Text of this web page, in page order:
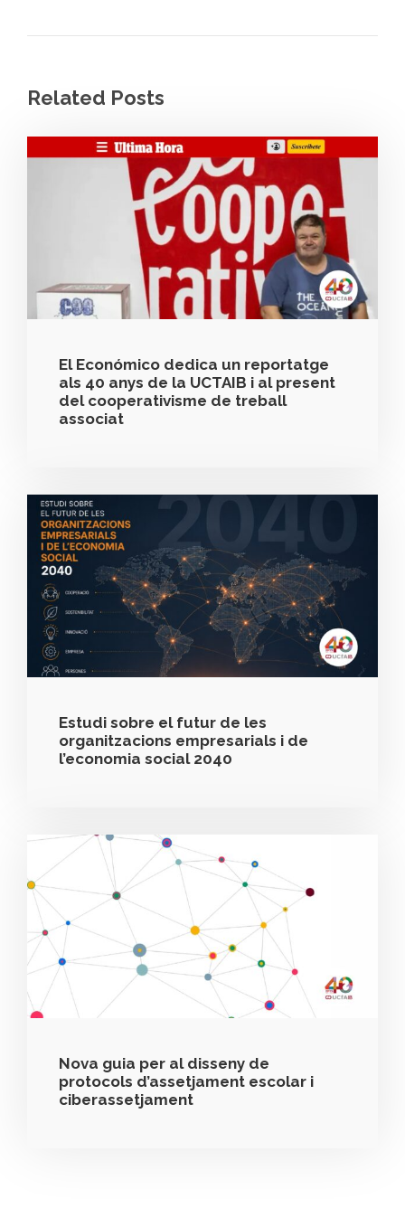
Related Posts
El Económico dedica un reportatge
als 40 anys de la UCTAIB i al present
del cooperativisme de treball
associat
Estudi sobre el futur de les
organitzacions empresarials i de
l’economia social 2040
Nova guia per al disseny de
protocols d’assetjament escolar i
ciberassetjament